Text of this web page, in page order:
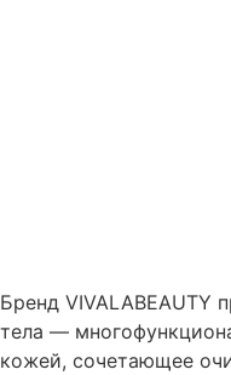
Бренд VIVALABEAUTY
тела —
кожей, сочетающее